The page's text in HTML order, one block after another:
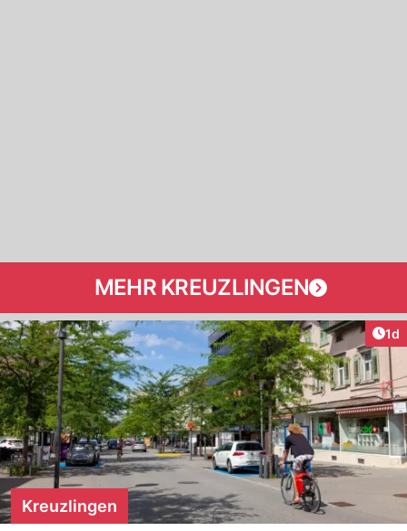
MEHR KREUZLINGEN
1d
Kreuzlingen